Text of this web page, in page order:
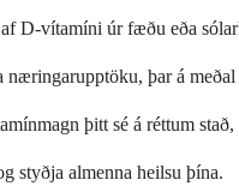
D-vítamíni úr fæðu eða
þar á
þitt sé á réttum
styðja almenna heilsu þína.